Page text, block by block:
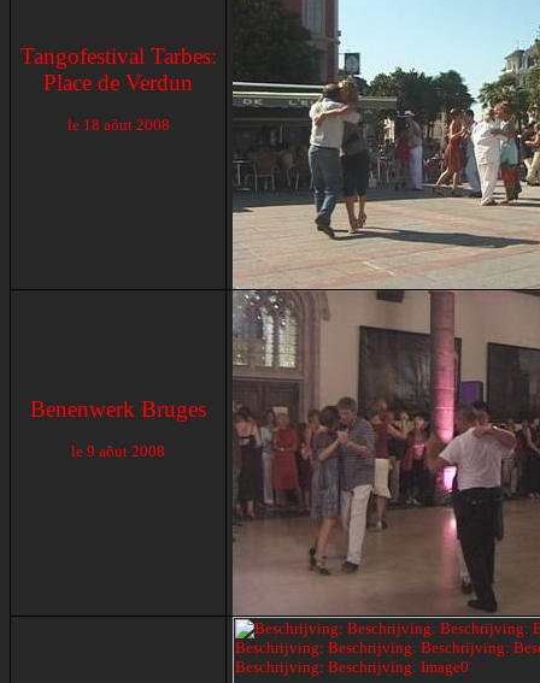
Tangofestival Tarbes:
Place de Verdun
le 18 aôut 2008
Benenwerk Bruges
le 9 aôut 2008